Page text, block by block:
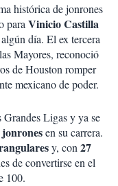
histórica de jonrones
paraVinicio Castilla
día. El ex tercera
Mayores, reconoció
de Houston romper
mexicano de poder.
Grandes Ligas y ya se
jonronesen su carrera.
y, con27
de convertirse en el
100.